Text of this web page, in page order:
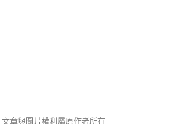
文章與圖片權利屬原作者所有